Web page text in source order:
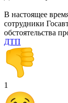
В настоящее
сотрудники
обстоятельства
ДТП
1